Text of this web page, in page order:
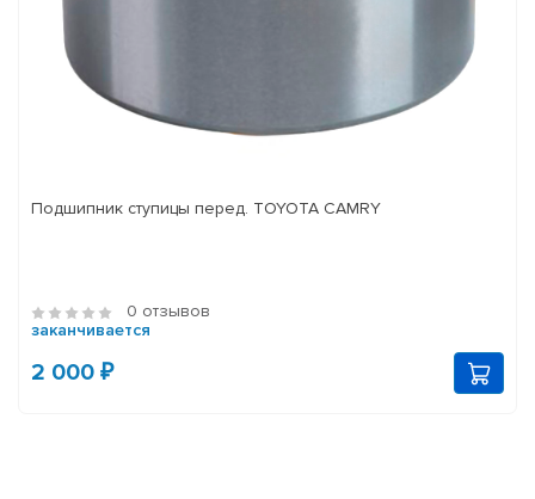
Подшипник ступицы перед. TOYOTA CAMRY
0 отзывов
заканчивается
2 000 ₽